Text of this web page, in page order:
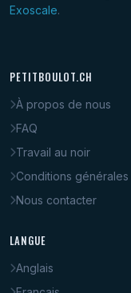
Exoscale.
PETITBOULOT.CH
À propos de nous
FAQ
Travail au noir
Conditions générales
Nous contacter
LANGUE
Anglais